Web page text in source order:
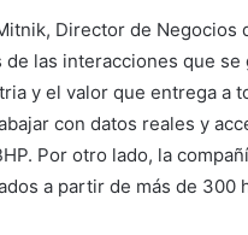
Director de Negocios
las interacciones que
y el valor que entrega a
con datos reales y
Por otro lado, la
a partir de más de 300